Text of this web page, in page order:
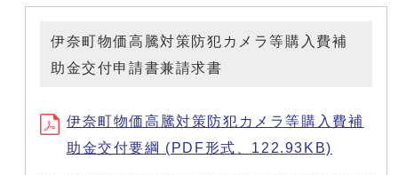
伊奈町物価高騰対策防犯カメラ等購入費補
助金交付申請書兼請求書
伊奈町物価高騰対策防犯カメラ等購入費補
助金交付要綱 (PDF形式、122.93KB)